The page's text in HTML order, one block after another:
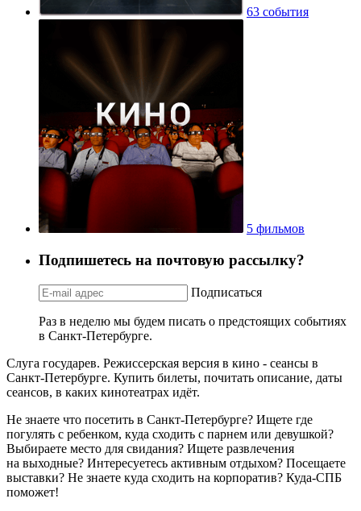
63 события
5 фильмов
Подпишетесь на почтовую рассылку?
Подписаться
Раз в неделю мы будем писать о предстоящих событиях
в Санкт-Петербурге.
Слуга государев. Режиссерская версия в кино - сеансы в
Санкт-Петербурге. Купить билеты, почитать описание, даты
сеансов, в каких кинотеатрах идёт.
Не знаете что посетить в Санкт-Петербурге? Ищете где
погулять с ребенком, куда сходить с парнем или девушкой?
Выбираете место для свидания? Ищете развлечения
на выходные? Интересуетесь активным отдыхом? Посещаете
выставки? Не знаете куда сходить на корпоратив? Куда-СПБ
поможет!